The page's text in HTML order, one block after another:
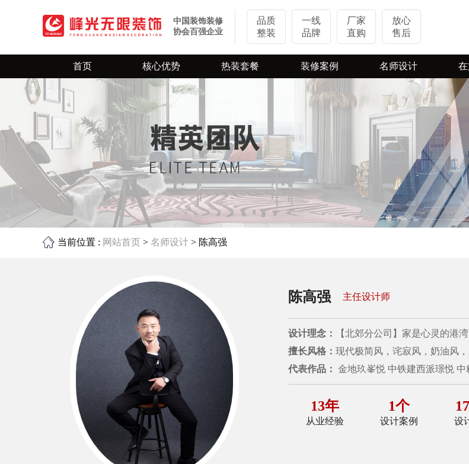
中国装饰装修
协会百强企业
品质
整装
一线
品牌
厂家
直购
放心
售后
首页 核心优势
业主口碑
环保装修
热装套餐
全屋定制
装修案例
实景案例
视频案例
名师设计
当前位置 : 网站首页 > 名师设计 > 陈高强
陈高强 主任设计师
设计理念：
【北郊分公司】家是心灵的港
擅长风格： 现代极简风，诧寂风，奶油风
代表作品： 金地玖峯悦 中铁建西派璟悦
13年
从业经验
1个
设计案例 设